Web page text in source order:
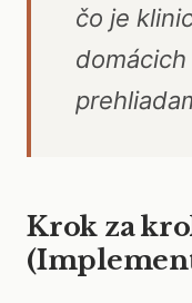
čo je
Krok za